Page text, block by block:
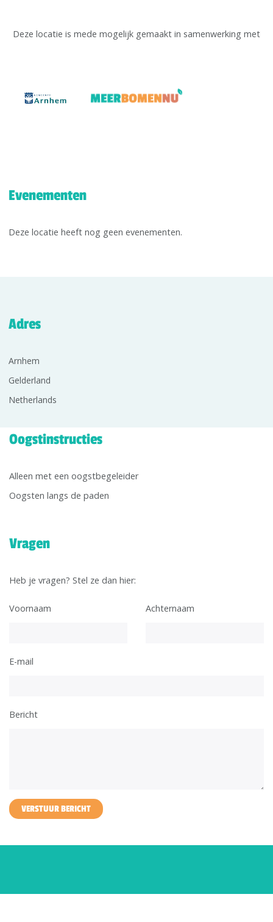
Deze locatie is mede mogelijk gemaakt in samenwerking met
Evenementen
Deze locatie heeft nog geen evenementen.
Adres
Arnhem
Gelderland
Netherlands
Oogstinstructies
Alleen met een oogstbegeleider
Oogsten langs de paden
Vragen
Heb je vragen? Stel ze dan hier:
Voornaam Achternaam
E-mail
Bericht
VERSTUUR BERICHT